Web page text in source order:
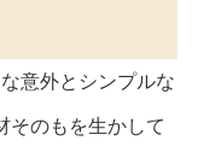
意外とシンプルな
そのもを生かして